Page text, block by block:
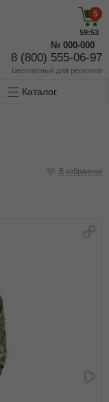
8 (800) 555-06-97
Бесплатный для регионов
5
59:53
№ 000-000
Каталог
В избранное